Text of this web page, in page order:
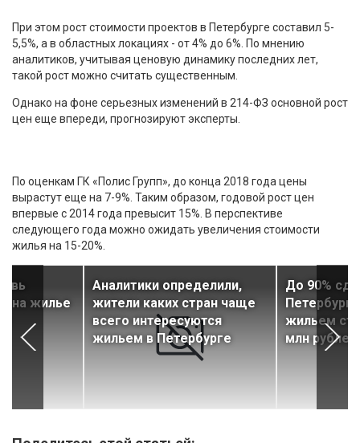
При этом рост стоимости проектов в Петербурге составил 5-
5,5%, а в областных локациях - от 4% до 6%. По мнению
аналитиков, учитывая ценовую динамику последних лет,
такой рост можно считать существенным.
Однако на фоне серьезных изменений в 214-ФЗ основной рост
цен еще впереди, прогнозируют эксперты.
По оценкам ГК «Полис Групп», до конца 2018 года цены
вырастут еще на 7-9%. Таким образом, годовой рост цен
впервые с 2014 года превысит 15%. В перспективе
следующего года можно ожидать увеличения стоимости
жилья на 15-20%.
на жилье
Аналитики определили,
жители каких стран чаще
всего интересуются
жильем в Петербурге
До 90%
жильем
млн рублей